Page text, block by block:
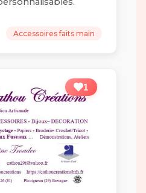
Accessoires faits main
1